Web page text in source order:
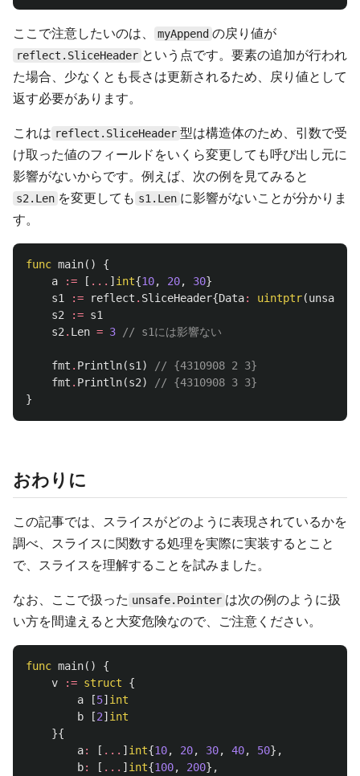
ここで注意したいのは、 myAppend の戻り値が
reflect.SliceHeader という点です。要素の追加が行われ
た場合、少なくとも長さは更新されるため、戻り値として
返す必要があります。
これは reflect.SliceHeader 型は構造体のため、引数で受
け取った値のフィールドをいくら変更しても呼び出し元に
影響がないからです。例えば、次の例を見てみると
s2.Len を変更しても s1.Len に影響がないことが分かりま
す。
func main()
{
a
:= [ ... ]int{10, 20, 30}
s1
:= reflect . SliceHeader{Data: uintptr(unsafe
s2
:= s1
s2 . Len = 3 // s1には影響ない
fmt . Println(s1 )
// {4310908 2 3}
fmt . Println(s2)
// {4310908 3 3}
}
おわりに
この記事では、スライスがどのように表現されているかを
調べ、スライスに関数する処理を実際に実装するとこと
で、スライスを理解することを試みました。
なお、ここで扱った unsafe.Pointer は次の例のように扱
い方を間違えると大変危険なので、ご注意ください。
func main()
{
v
:= struct
{
a
[5]int
b
[2]int
}{
a: [ ... ]int{10, 20, 30, 40, 50},
b: [ ... ]int{100, 200},